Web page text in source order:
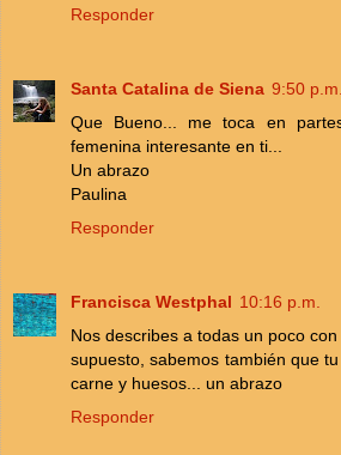
Responder
Santa Catalina de Siena 9:50 p.m.
Que Bueno... me toca en
femenina interesante en ti...
Un abrazo
Paulina
Responder
Francisca Westphal 10:16 p.m.
Nos describes a todas un poco
supuesto, sabemos también que
carne y huesos... un abrazo
Responder